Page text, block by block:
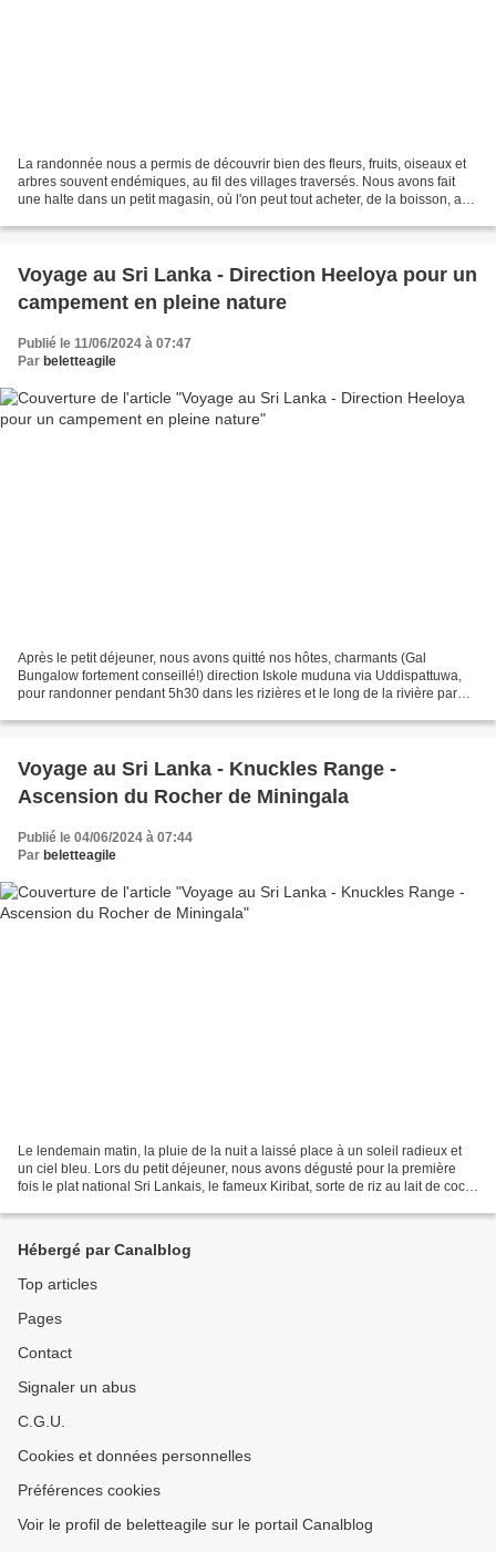
La randonnée nous a permis de découvrir bien des fleurs, fruits, oiseaux et
arbres souvent endémiques, au fil des villages traversés. Nous avons fait
une halte dans un petit magasin, où l'on peut tout acheter, de la boisson, au
Voyage au Sri Lanka - Direction Heeloya pour un
campement en pleine nature
Publié le 11/06/2024 à 07:47
Par beletteagile
Après le petit déjeuner, nous avons quitté nos hôtes, charmants (Gal
Bungalow fortement conseillé!) direction Iskole muduna via Uddispattuwa,
pour randonner pendant 5h30 dans les rizières et le long de la rivière parmi
Voyage au Sri Lanka - Knuckles Range -
Ascension du Rocher de Miningala
Publié le 04/06/2024 à 07:44
Par beletteagile
Le lendemain matin, la pluie de la nuit a laissé place à un soleil radieux et
un ciel bleu. Lors du petit déjeuner, nous avons dégusté pour la première
fois le plat national Sri Lankais, le fameux Kiribat, sorte de riz au lait de coco
Hébergé par Canalblog
Top articles
Pages
Contact
Signaler un abus
C.G.U.
Cookies et données personnelles
Préférences cookies
Voir le profil de beletteagile sur le portail Canalblog